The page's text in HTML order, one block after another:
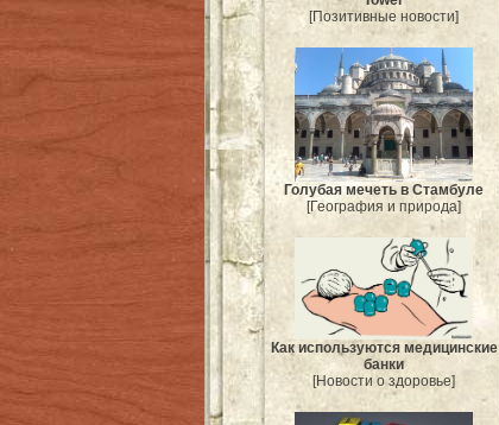
[Позитивные новости]
Голубая мечеть в Стамбуле
[География и природа]
Как используются медицинские
банки
[Новости о здоровье]